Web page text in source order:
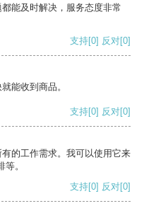
能及时解决，服务态度非常
支持[0] 反对[0]
能收到商品。
支持[0] 反对[0]
的工作需求。我可以使用它来
。
支持[0] 反对[0]